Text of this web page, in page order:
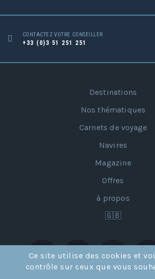
Ce site utilise des cookies et
contrôle sur ceux que vous
CONTACTEZ VOTRE CONSEILLER
+33 (0)3 51 251 251
Destinations
Nos thématiques
Carnets de voyage
Navires
Magazine
Offres
à propos
🇬🇧